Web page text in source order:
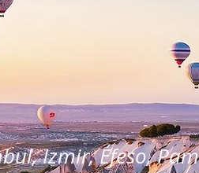
Izmir, Éfeso,